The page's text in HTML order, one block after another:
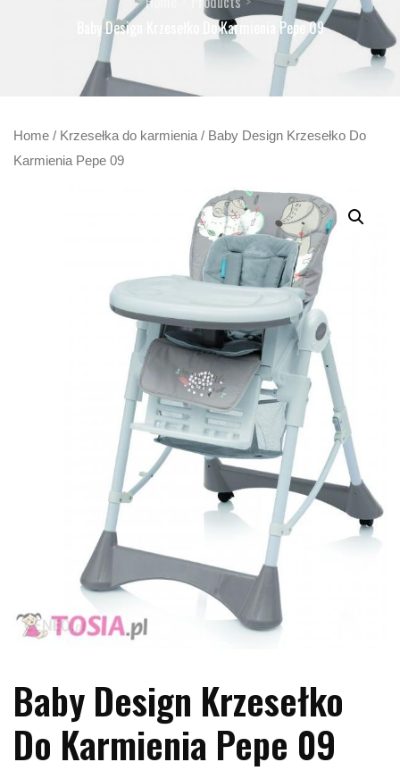
Baby Design Krzesełko Do Karmienia Pepe 09
Home / Krzesełka do karmienia / Baby Design Krzesełko Do
Karmienia Pepe 09
Baby Design Krzesełko
Do Karmienia Pepe 09